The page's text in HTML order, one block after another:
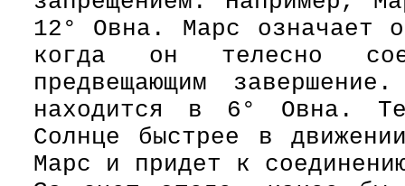
12° Овна. Марс означает
когда он телесно
предвещающим
находится в 6° Овна.
Солнце быстрее в
Марс и придет к